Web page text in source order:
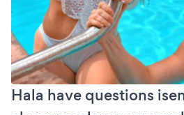
Hala have questions